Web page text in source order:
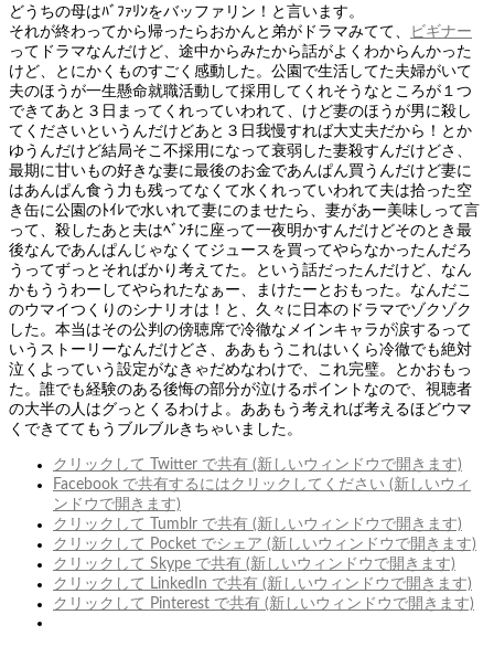
どうちの母はﾊﾞﾌｧﾘﾝをバッファリン！と言います。
それが終わってから帰ったらおかんと弟がドラマみてて、
ビギナー
ってドラマなんだけど、途中からみたから話がよくわからんかった
けど、とにかくものすごく感動した。公園で生活してた夫婦がいて
夫のほうが一生懸命就職活動して採用してくれそうなところが１つ
できてあと３日まってくれっていわれて、けど妻のほうが男に殺し
てくださいというんだけどあと３日我慢すれば大丈夫だから！とか
ゆうんだけど結局そこ不採用になって衰弱した妻殺すんだけどさ、
最期に甘いもの好きな妻に最後のお金であんぱん買うんだけど妻に
はあんぱん食う力も残ってなくて水くれっていわれて夫は拾った空
き缶に公園のﾄｲﾚで水いれて妻にのませたら、妻があー美味しって言
って、殺したあと夫はﾍﾞﾝﾁに座って一夜明かすんだけどそのとき最
後なんであんぱんじゃなくてジュースを買ってやらなかったんだろ
うってずっとそればかり考えてた。という話だったんだけど、なん
かもううわーしてやられたなぁー、まけたーとおもった。なんだこ
のウマイつくりのシナリオは！と、久々に日本のドラマでゾクゾク
した。本当はその公判の傍聴席で冷徹なメインキャラが涙するって
いうストーリーなんだけどさ、ああもうこれはいくら冷徹でも絶対
泣くよっていう設定がなきゃだめなわけで、これ完璧。とかおもっ
た。誰でも経験のある後悔の部分が泣けるポイントなので、視聴者
の大半の人はグっとくるわけよ。ああもう考えれば考えるほどウマ
くできててもうブルブルきちゃいました。
クリックして Twitter で共有 (新しいウィンドウで開きます)
Facebook で共有するにはクリックしてください (新しいウィ
ンドウで開きます)
クリックして Tumblr で共有 (新しいウィンドウで開きます)
クリックして Pocket でシェア (新しいウィンドウで開きます)
クリックして Skype で共有 (新しいウィンドウで開きます)
クリックして LinkedIn で共有 (新しいウィンドウで開きます)
クリックして Pinterest で共有 (新しいウィンドウで開きます)